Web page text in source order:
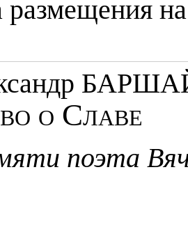
размещения
о Славе
поэта